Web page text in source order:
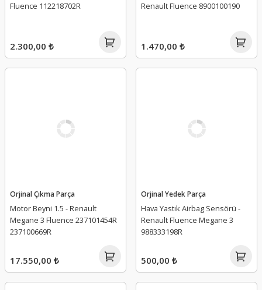
Fluence 112218702R
2.300,00 ₺
Renault Fluence 8900100190
1.470,00 ₺
Orjinal Çıkma Parça
Motor Beyni 1.5 - Renault
Megane 3 Fluence 237101454R
237100669R
17.550,00 ₺
Orjinal Yedek Parça
Hava Yastık Airbag Sensörü -
Renault Fluence Megane 3
988333198R
500,00 ₺